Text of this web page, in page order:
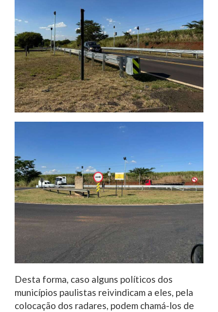
Desta forma, caso alguns políticos dos
municípios paulistas reivindicam a eles, pela
colocação dos radares, podem chamá-los de